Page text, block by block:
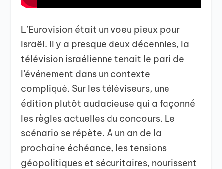
L’Eurovision était un voeu pieux pour
Israël. Il y a presque deux décennies, la
télévision israélienne tenait le pari de
l’événement dans un contexte
compliqué. Sur les téléviseurs, une
édition plutôt audacieuse qui a façonné
les règles actuelles du concours. Le
scénario se répète. A un an de la
prochaine échéance, les tensions
géopolitiques et sécuritaires, nourissent